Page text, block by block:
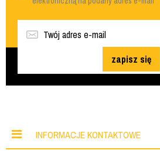
zapisz się
INFORMACJE KONTAKTOWE